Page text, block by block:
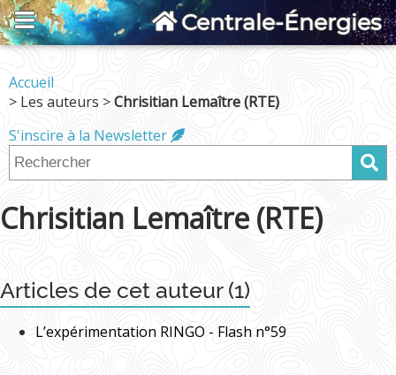
Centrale-Énergies
Accueil
> Les auteurs >Chrisitian Lemaître (RTE)
S'inscire à la Newsletter
Chrisitian Lemaître (RTE)
Articles de cet auteur (1)
L’expérimentation RINGO - Flash n°59